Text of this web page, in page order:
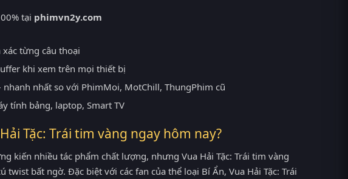
tại phimvn2y.com
từng câu thoại
khi xem trên mọi thiết bị
nhất so với PhimMoi, MotChill, ThungPhim cũ
tính bảng, laptop, Smart TV
Tặc: Trái tim vàng ngay hôm nay?
kiến nhiều tác phẩm chất lượng, nhưng Vua Hải Tặc: Trái tim vàng
bất ngờ. Đặc biệt với các fan của thể loại Bí Ẩn, Vua Hải Tặc: Trái